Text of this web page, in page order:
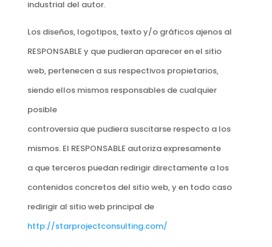
industrial del autor.
Los diseños, logotipos, texto y/o gráficos ajenos al
RESPONSABLE y que pudieran aparecer en el sitio
web, pertenecen a sus respectivos propietarios,
siendo ellos mismos responsables de cualquier
posible
controversia que pudiera suscitarse respecto a los
mismos. El RESPONSABLE autoriza expresamente
a que terceros puedan redirigir directamente a los
contenidos concretos del sitio web, y en todo caso
redirigir al sitio web principal de
http://starprojectconsulting.com/